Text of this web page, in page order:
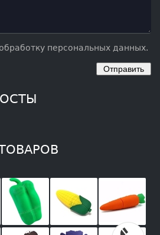
персональных данных.